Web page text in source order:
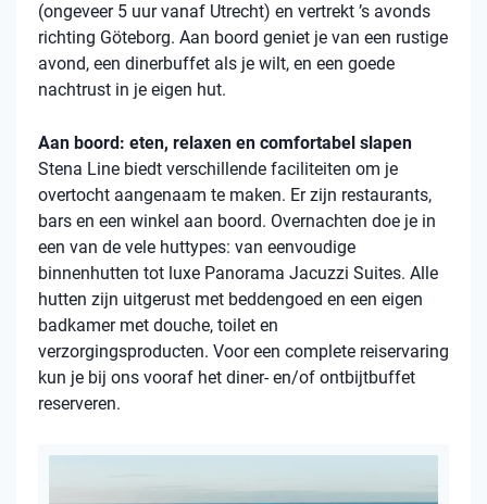
(ongeveer 5 uur vanaf Utrecht) en vertrekt ’s avonds
richting Göteborg. Aan boord geniet je van een rustige
avond, een dinerbuffet als je wilt, en een goede
nachtrust in je eigen hut.
Aan boord: eten, relaxen en comfortabel slapen
Stena Line biedt verschillende faciliteiten om je
overtocht aangenaam te maken. Er zijn restaurants,
bars en een winkel aan boord. Overnachten doe je in
een van de vele huttypes: van eenvoudige
binnenhutten tot luxe Panorama Jacuzzi Suites. Alle
hutten zijn uitgerust met beddengoed en een eigen
badkamer met douche, toilet en
verzorgingsproducten. Voor een complete reiservaring
kun je bij ons vooraf het diner- en/of ontbijtbuffet
reserveren.